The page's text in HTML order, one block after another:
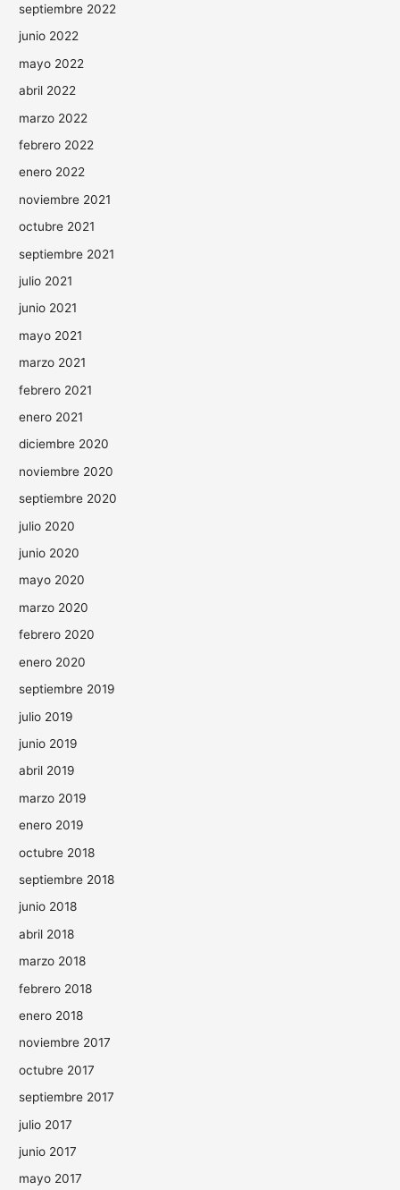
septiembre 2022
junio 2022
mayo 2022
abril 2022
marzo 2022
febrero 2022
enero 2022
noviembre 2021
octubre 2021
septiembre 2021
julio 2021
junio 2021
mayo 2021
marzo 2021
febrero 2021
enero 2021
diciembre 2020
noviembre 2020
septiembre 2020
julio 2020
junio 2020
mayo 2020
marzo 2020
febrero 2020
enero 2020
septiembre 2019
julio 2019
junio 2019
abril 2019
marzo 2019
enero 2019
octubre 2018
septiembre 2018
junio 2018
abril 2018
marzo 2018
febrero 2018
enero 2018
noviembre 2017
octubre 2017
septiembre 2017
julio 2017
junio 2017
mayo 2017